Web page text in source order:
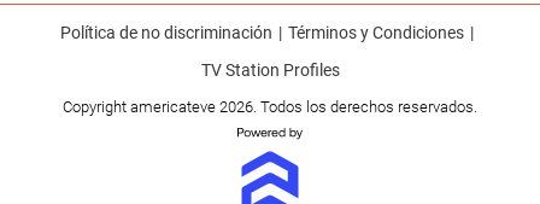
Política de no discriminación
Términos y Condiciones
TV Station Profiles
Copyright americateve 2026. Todos los derechos reservados.